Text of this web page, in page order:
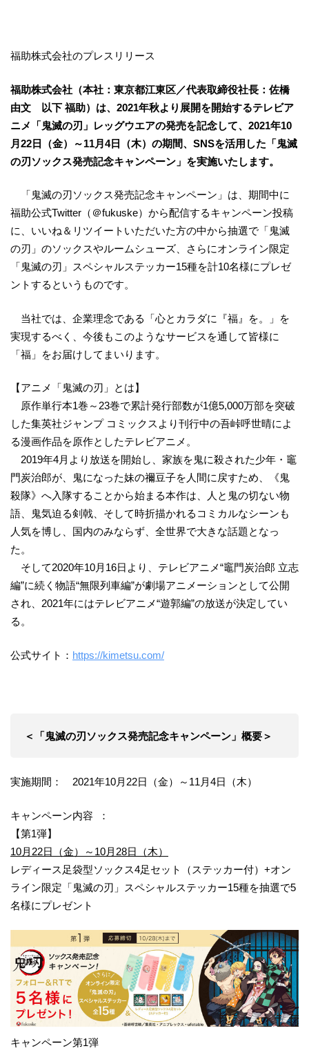
福助株式会社のプレスリリース
福助株式会社（本社：東京都江東区／代表取締役社長：佐橋
由文 以下 福助）は、2021年秋より展開を開始するテレビア
ニメ「鬼滅の刃」レッグウエアの発売を記念して、2021年10
月22日（金）～11月4日（木）の期間、SNSを活用した「鬼滅
の刃ソックス発売記念キャンペーン」を実施いたします。
「鬼滅の刃ソックス発売記念キャンペーン」は、期間中に
福助公式Twitter（＠fukuske）から配信するキャンペーン投稿
に、いいね＆リツイートいただいた方の中から抽選で「鬼滅
の刃」のソックスやルームシューズ、さらにオンライン限定
「鬼滅の刃」スペシャルステッカー15種を計10名様にプレゼ
ントするというものです。
当社では、企業理念である「心とカラダに『福』を。」を
実現するべく、今後もこのようなサービスを通して皆様に
「福」をお届けしてまいります。
【アニメ「鬼滅の刃」とは】
原作単行本1巻～23巻で累計発行部数が1億5,000万部を突破
した集英社ジャンプ コミックスより刊行中の吾峠呼世晴によ
る漫画作品を原作としたテレビアニメ。
2019年4月より放送を開始し、家族を鬼に殺された少年・竈
門炭治郎が、鬼になった妹の禰豆子を人間に戻すため、《鬼
殺隊》へ入隊することから始まる本作は、人と鬼の切ない物
語、鬼気迫る剣戟、そして時折描かれるコミカルなシーンも
人気を博し、国内のみならず、全世界で大きな話題となっ
た。
そして2020年10月16日より、テレビアニメ“竈門炭治郎 立志
編”に続く物語“無限列車編”が劇場アニメーションとして公開
され、2021年にはテレビアニメ“遊郭編”の放送が決定してい
る。
公式サイト： https://kimetsu.com/
＜「鬼滅の刃ソックス発売記念キャンペーン」概要＞
実施期間： 2021年10月22日（金）～11月4日（木）
キャンペーン内容 ：
【第1弾】
10月22日（金）～10月28日（木）
レディース足袋型ソックス4足セット（ステッカー付）+オン
ライン限定「鬼滅の刃」スペシャルステッカー15種を抽選で5
名様にプレゼント
キャンペーン第1弾